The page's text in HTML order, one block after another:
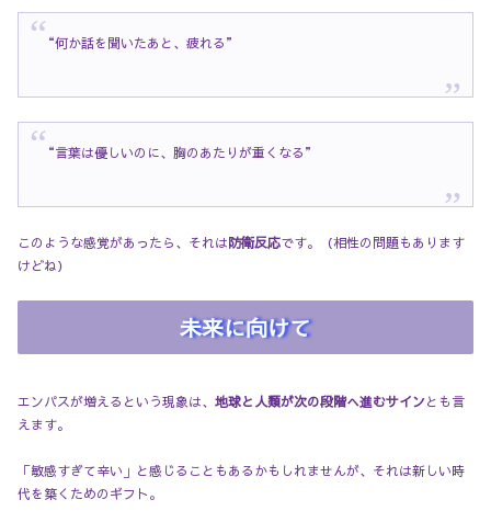
“何か話を聞いたあと、疲れる”
“言葉は優しいのに、胸のあたりが重くなる”
このような感覚があったら、それは防衛反応です。（相性の問題もあります
けどね）
未来に向けて
エンパスが増えるという現象は、 地球と人類が次の段階へ進むサインとも言
えます。
「敏感すぎて辛い」と感じることもあるかもしれませんが、それは新しい時
代を築くためのギフト。